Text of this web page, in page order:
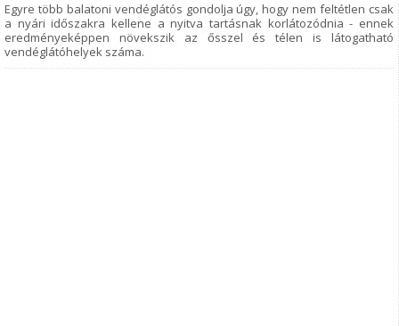
Egyre több balatoni vendéglátós gondolja úgy, hogy nem feltétlen csak
a nyári időszakra kellene a nyitva tartásnak korlátozódnia - ennek
eredményeképpen növekszik az ősszel és télen is látogatható
vendéglátóhelyek száma.